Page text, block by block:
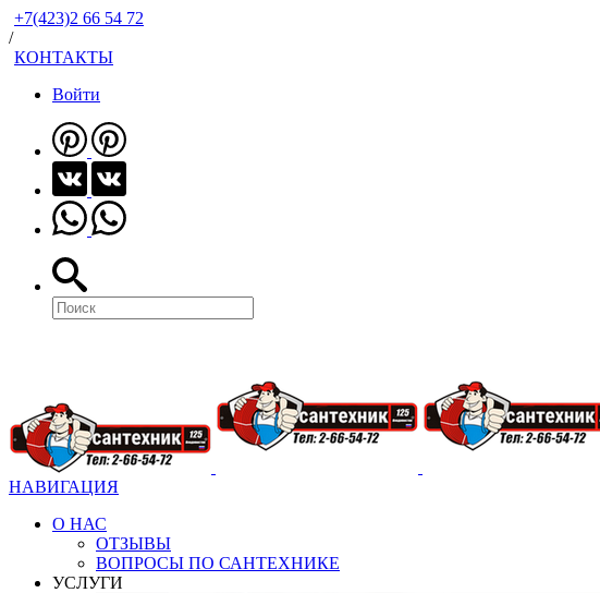
+7(423)2 66 54 72
/
КОНТАКТЫ
Войти
НАВИГАЦИЯ
О НАС
ОТЗЫВЫ
ВОПРОСЫ ПО САНТЕХНИКЕ
УСЛУГИ